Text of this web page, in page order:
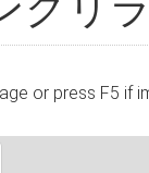
or press F5 if